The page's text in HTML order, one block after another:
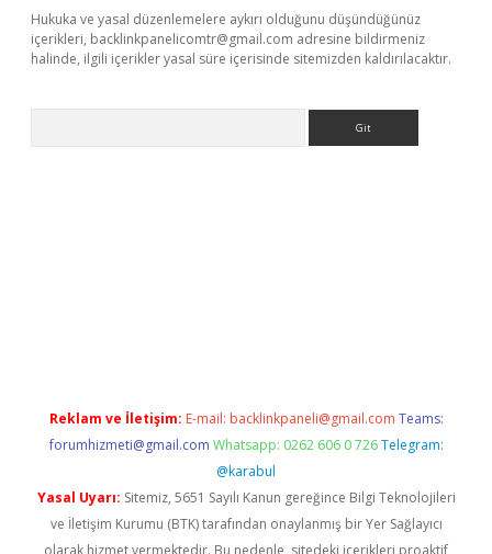
Hukuka ve yasal düzenlemelere aykırı olduğunu düşündüğünüz
içerikleri, backlinkpanelicomtr@gmail.com adresine bildirmeniz
halinde, ilgili içerikler yasal süre içerisinde sitemizden kaldırılacaktır.
Reklam ve İletişim: E-mail: backlinkpaneli@gmail.com Teams:
forumhizmeti@gmail.com Whatsapp: 0262 606 0 726 Telegram:
@karabul
Yasal Uyarı: Sitemiz, 5651 Sayılı Kanun gereğince Bilgi Teknolojileri
ve İletişim Kurumu (BTK) tarafından onaylanmış bir Yer Sağlayıcı
olarak hizmet vermektedir. Bu nedenle, sitedeki içerikleri proaktif